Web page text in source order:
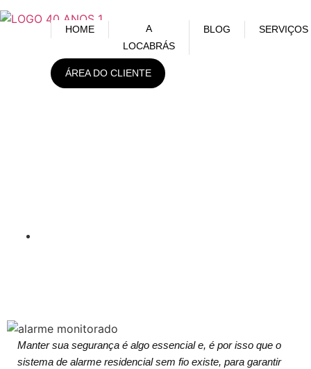
HOME
A
LOCABRÁS
BLOG SERVIÇOS
ÁREA DO CLIENTE
Manter sua segurança é algo essencial e, é por isso que o
sistema de alarme residencial sem fio existe, para garantir